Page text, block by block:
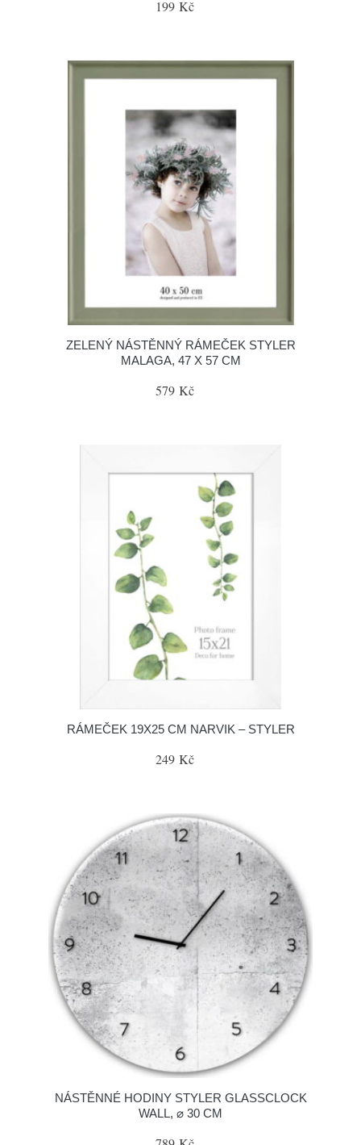
199 Kč
ZELENÝ NÁSTĚNNÝ RÁMEČEK STYLER
MALAGA, 47 X 57 CM
579 Kč
RÁMEČEK 19X25 CM NARVIK – STYLER
249 Kč
NÁSTĚNNÉ HODINY STYLER GLASSCLOCK
WALL, ⌀ 30 CM